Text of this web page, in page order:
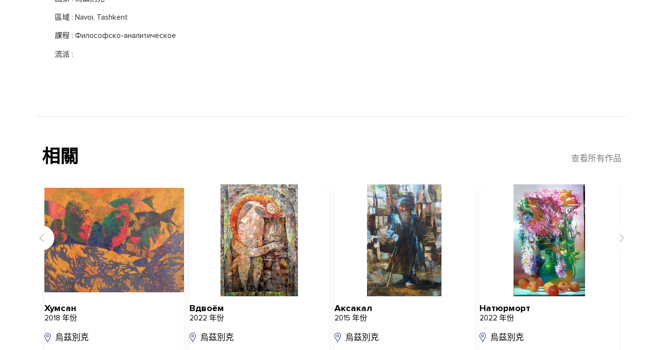
區域 : Navoi, Tashkent
課程 : Философско-аналитическое
流派 :
相關 查看所有作品
Хумсан
2018 年份
烏茲別克
Вдвоём
2022 年份
烏茲別克
Аксакал
2015 年份
烏茲別克
Натюрморт
2022 年份
烏茲別克